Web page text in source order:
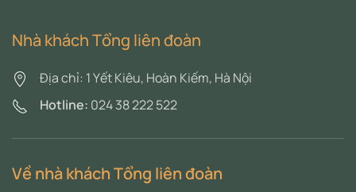
Nhà khách Tổng liên đoàn
Địa chỉ: 1 Yết Kiêu, Hoàn Kiếm, Hà Nội
Hotline: 024 38 222 522
Về nhà khách Tổng liên đoàn